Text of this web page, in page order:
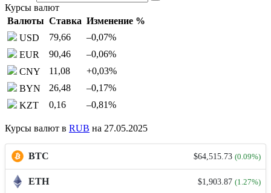
Курсы валют
Валюты Ставка Изменение %
USD
79,66 –0,07%
EUR
90,46 –0,06%
CNY
11,08 +0,03%
BYN
26,48 –0,17%
KZT
0,16 –0,81%
Курсы валют в RUB на 27.05.2025
BTC $64,515.73 (0.09%)
ETH $1,903.87 (1.27%)